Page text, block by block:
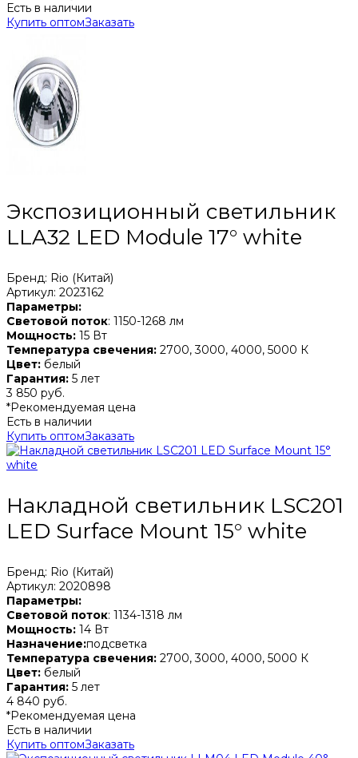
Есть в наличии
Купить оптомЗаказать
Экспозиционный светильник
LLA32 LED Module 17° white
Бренд: Rio (Китай)
Артикул: 2023162
Параметры:
Световой поток: 1150-1268 лм
Мощность: 15 Вт
Температура свечения: 2700, 3000, 4000, 5000 К
Цвет: белый
Гарантия: 5 лет
3 850 руб.
*Рекомендуемая цена
Есть в наличии
Купить оптомЗаказать
Накладной светильник LSC201
LED Surface Mount 15° white
Бренд: Rio (Китай)
Артикул: 2020898
Параметры:
Световой поток: 1134-1318 лм
Мощность: 14 Вт
Назначение:подсветка
Температура свечения: 2700, 3000, 4000, 5000 К
Цвет: белый
Гарантия: 5 лет
4 840 руб.
*Рекомендуемая цена
Есть в наличии
Купить оптомЗаказать